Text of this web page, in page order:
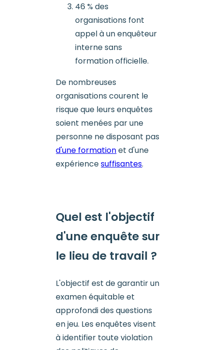
46 % des
organisations font
appel à un enquêteur
interne sans
formation officielle.
De nombreuses
organisations courent le
risque que leurs enquêtes
soient menées par une
personne ne disposant pas
d'une formationet d'une
expériencesuffisantes.
Quel est l'objectif
d'une enquête sur
le lieu de travail ?
L'objectif est de garantir un
examen équitable et
approfondi des questions
en jeu. Les enquêtes visent
à identifier toute violation